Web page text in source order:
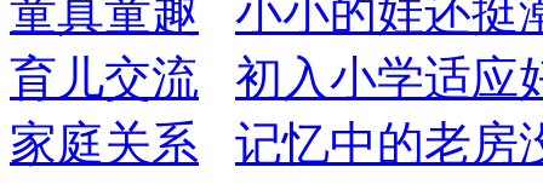
童真童趣
小小的娃还挺
育儿交流
初入小学适应
家庭关系
记忆中的老房